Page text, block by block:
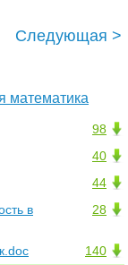
Следующая >
математика
98
40
44
28
в
140